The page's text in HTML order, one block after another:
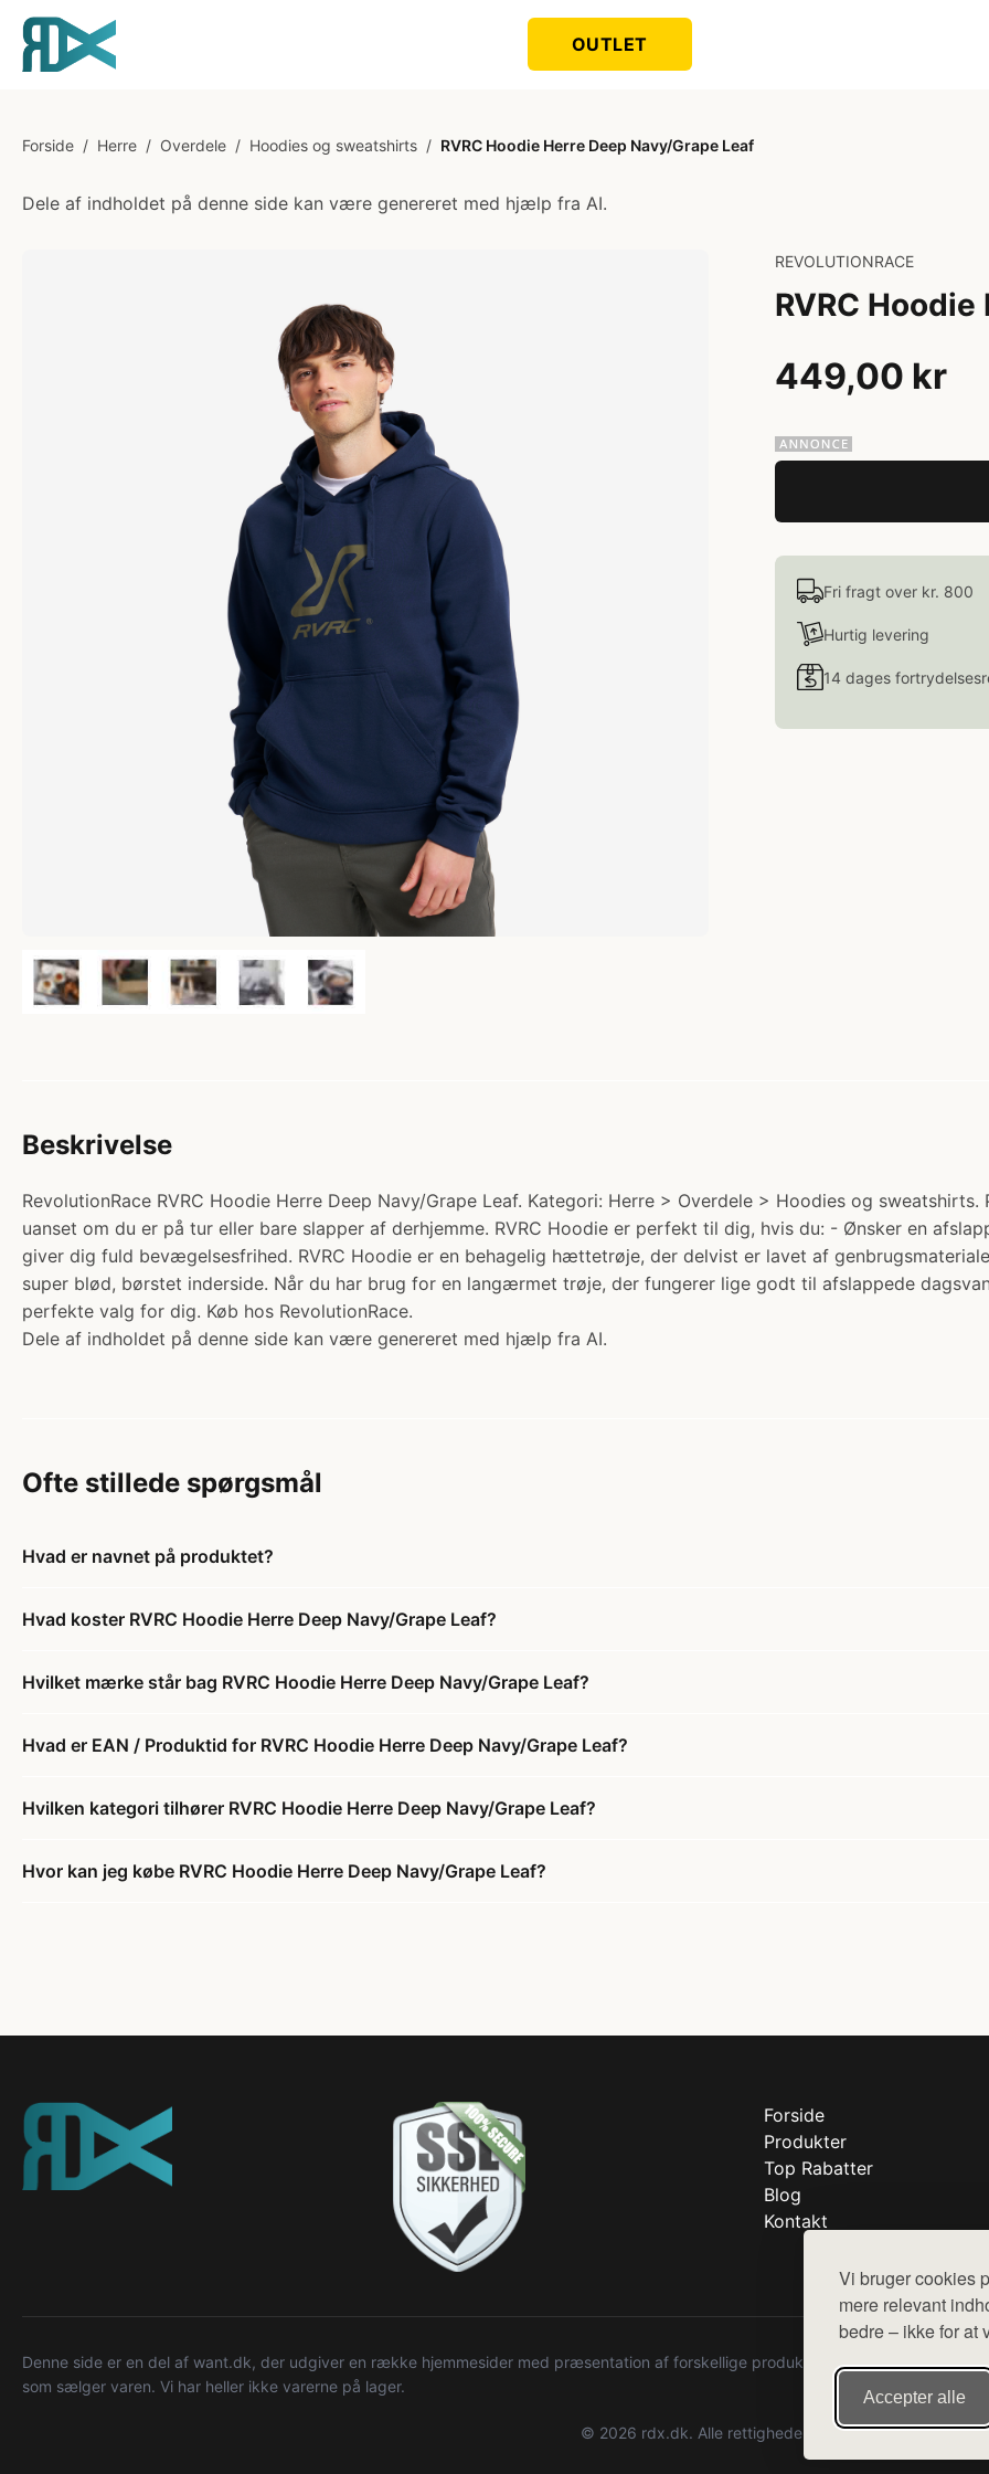
Vi bruger cookies
mere relevant
bedre – ikke for
Accepter alle
OUTLET
Forside / Herre / Overdele / Hoodies og sweatshirts / RVRC Hoodie Herre Deep Navy/Grape Leaf
Dele af indholdet på denne side kan være genereret med hjælp fra AI.
REVOLUTIONRACE
RVRC
449,00 kr
Fri fragt over kr. 800
Hurtig levering
14 dages
Beskrivelse
RevolutionRace RVRC Hoodie Herre Deep Navy/Grape Leaf. Kategori: Herre > Overdele > Hoodies og
uanset om du er på tur eller bare slapper af derhjemme. RVRC Hoodie er perfekt til dig, hvis du: - Ønsker en
giver dig fuld bevægelsesfrihed. RVRC Hoodie er en behagelig hættetrøje, der delvist er lavet af
super blød, børstet inderside. Når du har brug for en langærmet trøje, der fungerer lige godt til afslappede
perfekte valg for dig. Køb hos RevolutionRace.
Dele af indholdet på denne side kan være genereret med hjælp fra AI.
Ofte stillede spørgsmål
Hvad er navnet på produktet?
Hvad koster RVRC Hoodie Herre Deep Navy/Grape Leaf?
Hvilket mærke står bag RVRC Hoodie Herre Deep Navy/Grape Leaf?
Hvad er EAN / Produktid for RVRC Hoodie Herre Deep Navy/Grape Leaf?
Hvilken kategori tilhører RVRC Hoodie Herre Deep Navy/Grape Leaf?
Hvor kan jeg købe RVRC Hoodie Herre Deep Navy/Grape Leaf?
Forside
Produkter
Top Rabatter
Blog
Kontakt
Denne side er en del af want.dk, der udgiver en række hjemmesider med præsentation af forskellige produkter fra diverse
som sælger varen. Vi har heller ikke varerne på lager.
© 2026 rdx.dk. Alle rettigheder forbeholdes.